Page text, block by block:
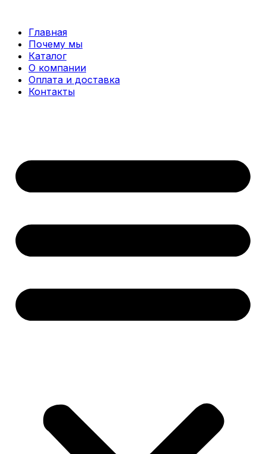
содержимому
Главная
Почему мы
Каталог
О компании
Оплата и доставка
Контакты